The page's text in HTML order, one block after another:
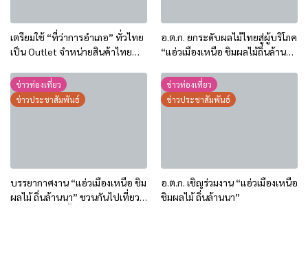
เตรียมใช้ “ที่ว่าการอำเภอ” ทั่วไทย
เป็น Outlet จำหน่ายสินค้าไทย
พฤษภาคม.. เริ่ม 1 พ.ค.69 นี้
อ.ต.ก. ยกระดับผลไม้ไทยสู่ผู้บริโภค
“แอ่วเมืองเหนือ ชิมผลไม้ถิ่นล้าน
ฐานรากเชียงใหม่
ข่าวท่องเที่ยว
ข่าวประชาสัมพันธ์
บรรยากาศงาน “แอ่วเมืองเหนือ ชิม
ผลไม้ ถิ่นล้านนา” ชวนกันไปเที่ยว
ข่าวท่องเที่ยว
ข่าวประชาสัมพันธ์
อ.ต.ก. เชิญร่วมงาน “แอ่วเมืองเหนือ
ชิมผลไม้ ถิ่นล้านนา”